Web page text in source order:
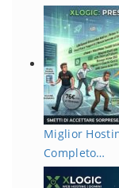
Miglior
Completo…